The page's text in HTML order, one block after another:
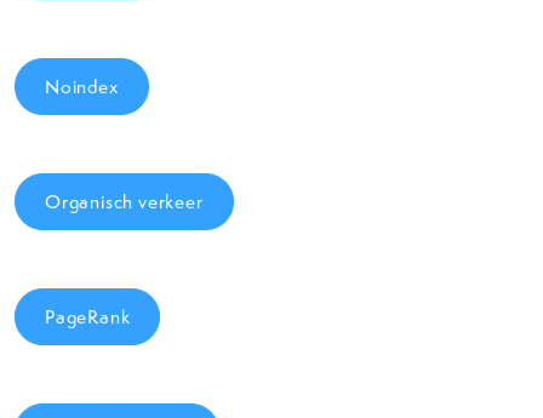
Noindex
Organisch verkeer
PageRank